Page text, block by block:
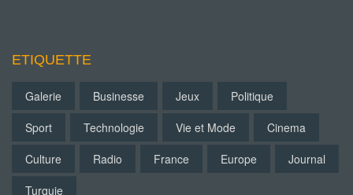
ETIQUETTE
Galerie Businesse Jeux
Politique
Sport
Technologie Vie et Mode
Cinema
Culture
Radio France Europe
Journal
Turquie